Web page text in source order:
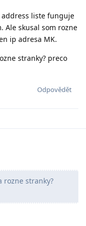
liste funguje
Ale skusal som rozne
ip adresa MK.
stranky? preco
Odpovědět
rozne stranky?